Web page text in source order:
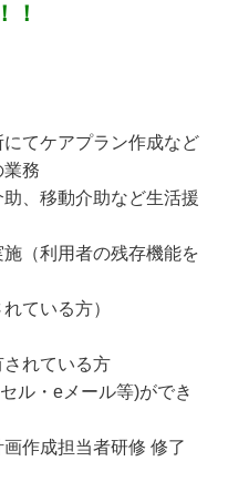
！
てケアプラン作成など
務
、移動介助など生活援
（利用者の残存機能を
ている方）
されている方
ル・eメール等)ができ
作成担当者研修 修了